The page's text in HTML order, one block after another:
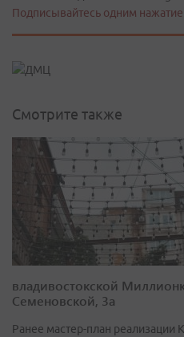
Подписывайтесь одним
Смотрите также
владивостокской
Семеновской, 3а
Ранее мастер-план реализации